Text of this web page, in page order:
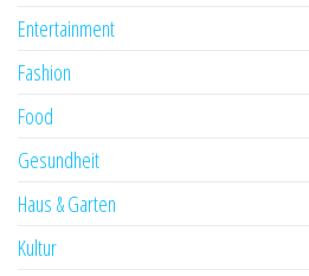
Entertainment
Fashion
Food
Gesundheit
Haus & Garten
Kultur